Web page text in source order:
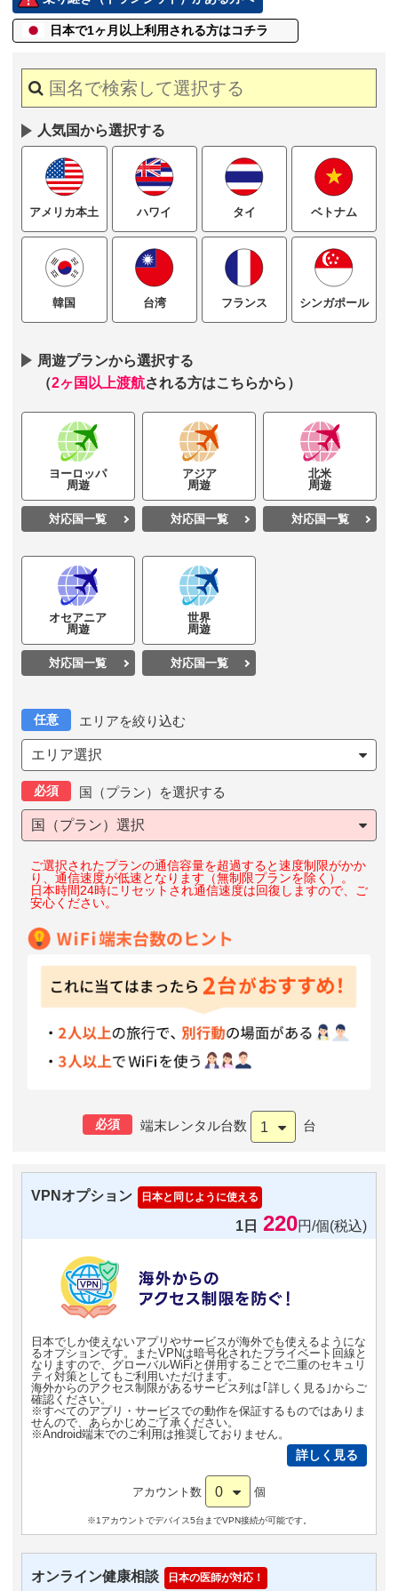
日本で1ヶ月以上利用される方はコチラ
人気国から選択する
アメリカ本土 ハワイ タイ ベトナム
韓国 台湾 フランス シンガポール
周遊プランから選択する
（2ヶ国以上渡航される方はこちらから）
ヨーロッパ
周遊
対応国一覧
アジア
周遊
対応国一覧
北米
周遊
対応国一覧
オセアニア
周遊
対応国一覧
世界
周遊
対応国一覧
任意 エリアを絞り込む
エリア選択
必須 国（プラン）を選択する
国（プラン）選択
ご選択されたプランの通信容量を超過すると速度制限がかか
り、通信速度が低速となります（無制限プランを除く）。
日本時間24時にリセットされ通信速度は回復しますので、ご
安心ください。
必須 端末レンタル台数 1 台
VPNオプション 日本と同じように使える
1日 220円/個(税込)
日本でしか使えないアプリやサービスが海外でも使えるようにな
るオプションです。またVPNは暗号化されたプライベート回線と
なりますので、グローバルWiFiと併用することで二重のセキュリ
ティ対策としてもご利用いただけます。
海外からのアクセス制限があるサービス列は｢詳しく見る｣からご
確認ください。
※すべてのアプリ・サービスでの動作を保証するものではありま
せんので、あらかじめご了承ください。
※Android端末でのご利用は推奨しておりません。
詳しく見る
アカウント数 0 個
※1アカウントでデバイス5台までVPN接続が可能です。
オンライン健康相談 日本の医師が対応！